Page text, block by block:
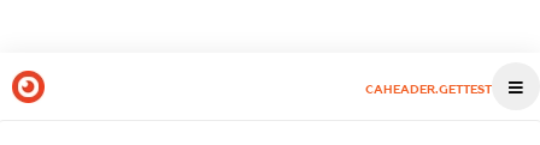
CAHEADER.GETTEST